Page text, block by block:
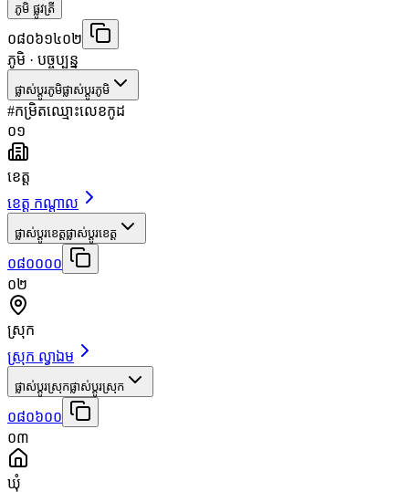
ភូមិ ផ្លូវត្រី
០៨០៦១៤០២
ភូមិ · បច្ចុប្បន្ន
ផ្លាស់ប្តូរភូមិផ្លាស់ប្តូរភូមិ
#កម្រិតឈ្មោះលេខកូដ
០១
ខេត្ត
ខេត្ត កណ្តាល
ផ្លាស់ប្តូរខេត្តផ្លាស់ប្តូរខេត្ត
០៨០០០០
០២
ស្រុក
ស្រុក ល្វាឯម
ផ្លាស់ប្តូរស្រុកផ្លាស់ប្តូរស្រុក
០៨០៦០០
០៣
ឃុំ